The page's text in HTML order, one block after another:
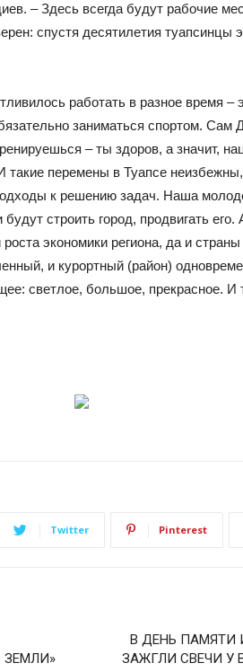
– Здесь всегда будут рабочие
спустя десятилетия туапсинцы
работать в разное время –
заниматься спортом. Сам
– ты здоров, а значит,
перемены в Туапсе неизбежны,
к решению задач. Наша
строить город, продвигать его.
экономики региона, да и
и курортный (район)
светлое, большое, прекрасное. И
Twitter Pinterest
ЗЕМЛИ»
В ДЕНЬ ПАМЯТИ
ЗАЖГЛИ СВЕЧИ У